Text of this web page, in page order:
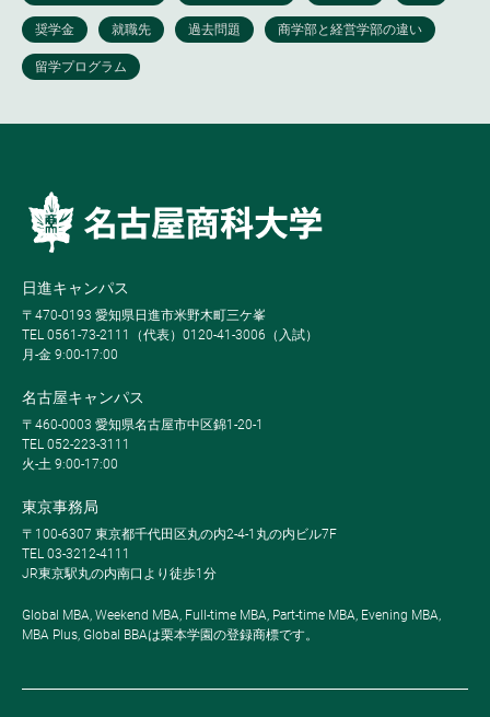
日進キャンパス
〒470-0193 愛知県日進市米野木町三ケ峯
TEL 0561-73-2111（代表）0120-41-3006（入試）
月-金 9:00-17:00
名古屋キャンパス
〒460-0003 愛知県名古屋市中区錦1-20-1
TEL 052-223-3111
火-土 9:00-17:00
東京事務局
〒100-6307 東京都千代田区丸の内2-4-1丸の内ビル7F
TEL 03-3212-4111
JR東京駅丸の内南口より徒歩1分
Global MBA, Weekend MBA, Full-time MBA, Part-time MBA, Evening MBA,
MBA Plus, Global BBAは栗本学園の登録商標です。